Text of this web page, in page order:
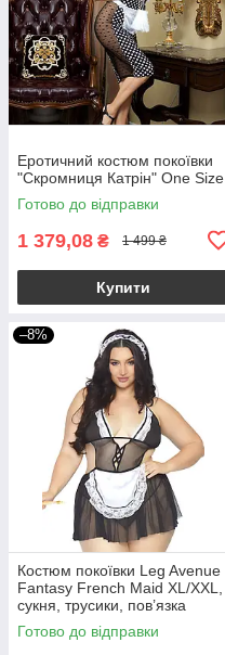
Еротичний костюм покоївки
"Скромниця Катрін" One Size
Готово до відправки
1 379,08 ₴ 1 499 ₴
Купити
–8%
Костюм покоївки Leg Avenue
Fantasy French Maid XL/XXL,
сукня, трусики, пов’язка
Готово до відправки